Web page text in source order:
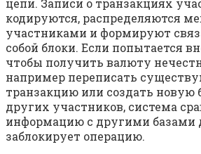
цепи. Записи о транзакциях
кодируются, распределяются
участниками и формируют
собой блоки. Если попытается
чтобы получить валюту
например переписать
транзакцию или создать новую
других участников, система
информацию с другими базами
заблокирует операцию.